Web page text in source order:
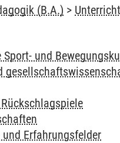
(B.A.) >
und
und Erfahrungsfelder